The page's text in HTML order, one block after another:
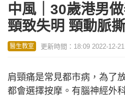
中風｜30歲港男
頸致失明 頸動脈
醫生教室 更新時間：18:09 2022-12-
肩頸痛是常見都市病，為了
都會選擇按摩。有腦神經外